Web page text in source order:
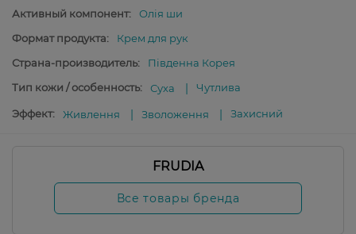
Активный компонент:
Олія ши
Формат продукта:
Крем для рук
Страна-производитель:
Південна Корея
Тип кожи / особенность:
Суха Чутлива
Эффект: Живлення Зволоження Захисний
FRUDIA
Все товары бренда